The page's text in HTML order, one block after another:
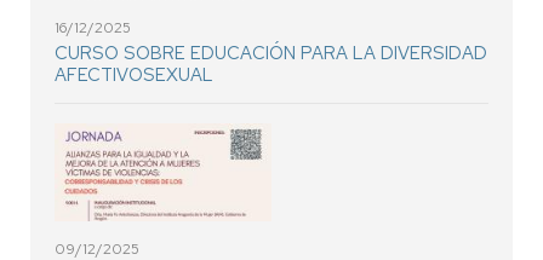
16/12/2025
CURSO SOBRE EDUCACIÓN PARA LA DIVERSIDAD
AFECTIVOSEXUAL
09/12/2025